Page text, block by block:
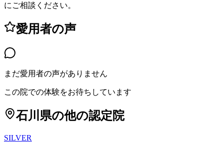
にご相談ください。
愛用者の声
まだ愛用者の声がありません
この院での体験をお待ちしています
石川県の他の認定院
SILVER